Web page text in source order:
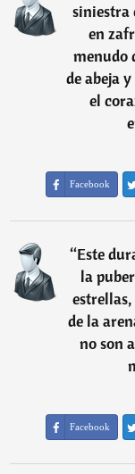
siniestra
en
menudo
de abeja
el
Facebook
“Este
la
de la
no son
Facebook